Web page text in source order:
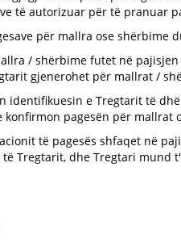
të autorizuar për të pranuar
për mallra ose shërbime
/ shërbime futet në
gjenerohet për mallrat /
identifikuesin e Tregtarit të
konfirmon pagesën për mallrat
të pagesës shfaqet në
të Tregtarit, dhe Tregtari mund